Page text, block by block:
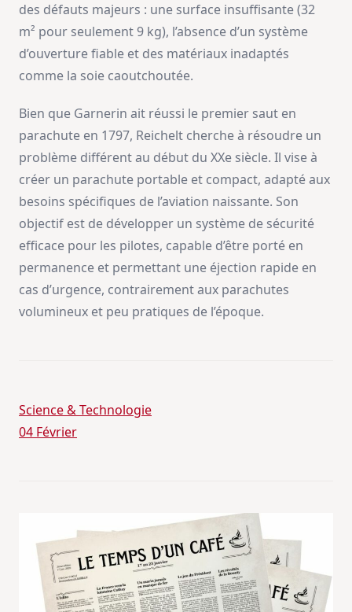
des défauts majeurs : une surface insuffisante (32
m² pour seulement 9 kg), l’absence d’un système
d’ouverture fiable et des matériaux inadaptés
comme la soie caoutchoutée.
Bien que Garnerin ait réussi le premier saut en
parachute en 1797, Reichelt cherche à résoudre un
problème différent au début du XXe siècle. Il vise à
créer un parachute portable et compact, adapté aux
besoins spécifiques de l’aviation naissante. Son
objectif est de développer un système de sécurité
efficace pour les pilotes, capable d’être porté en
permanence et permettant une éjection rapide en
cas d’urgence, contrairement aux parachutes
volumineux et peu pratiques de l’époque.
Science & Technologie
04 Février